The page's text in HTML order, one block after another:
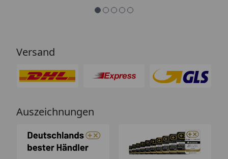
Versand
Auszeichnungen